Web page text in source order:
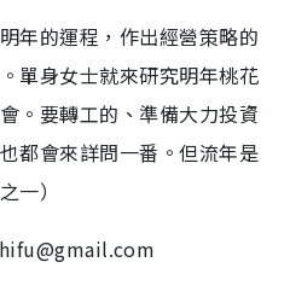
年的運程，作出經營策略的
單身女士就來研究明年桃花
。要轉工的、準備大力投資
都會來詳問一番。但流年是
一）